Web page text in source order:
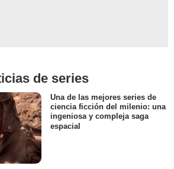
de series
Una de las mejores series de
ciencia ficción del milenio: una
ingeniosa y compleja saga
espacial